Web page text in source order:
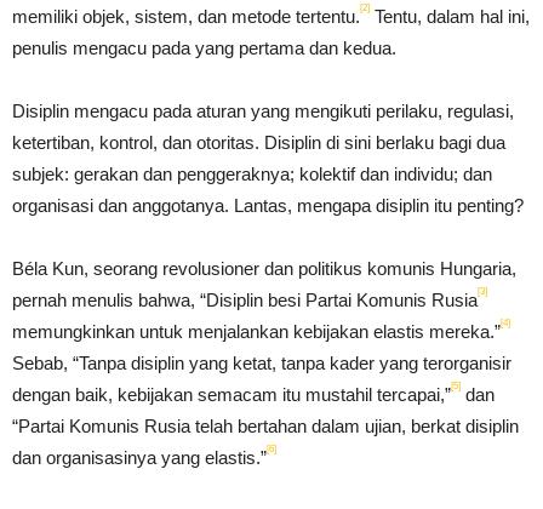
memiliki objek, sistem, dan metode tertentu.[2] Tentu, dalam hal ini,
penulis mengacu pada yang pertama dan kedua.
Disiplin mengacu pada aturan yang mengikuti perilaku, regulasi,
ketertiban, kontrol, dan otoritas. Disiplin di sini berlaku bagi dua
subjek: gerakan dan penggeraknya; kolektif dan individu; dan
organisasi dan anggotanya. Lantas, mengapa disiplin itu penting?
Béla Kun, seorang revolusioner dan politikus komunis Hungaria,
pernah menulis bahwa, “Disiplin besi Partai Komunis Rusia[3]
memungkinkan untuk menjalankan kebijakan elastis mereka.”[4]
Sebab, “Tanpa disiplin yang ketat, tanpa kader yang terorganisir
dengan baik, kebijakan semacam itu mustahil tercapai,”[5] dan
“Partai Komunis Rusia telah bertahan dalam ujian, berkat disiplin
dan organisasinya yang elastis.”[6]